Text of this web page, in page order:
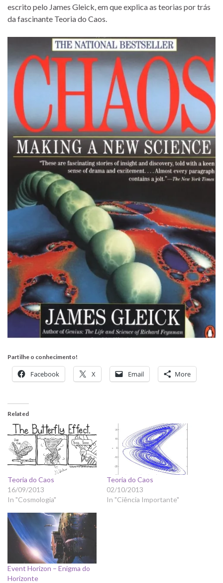
escrito pelo James Gleick, em que explica as teorias por trás
da fascinante Teoria do Caos.
Partilhe o conhecimento!
Facebook X Email More
Related
Teoria do Caos
16/09/2013
In "Cosmologia"
Teoria do Caos
02/10/2013
In "Ciência Importante"
Event Horizon – Enigma do
Horizonte